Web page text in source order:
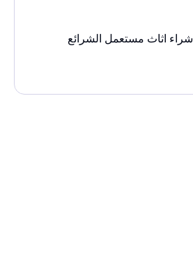
شراء اثاث مستعمل الشرائع